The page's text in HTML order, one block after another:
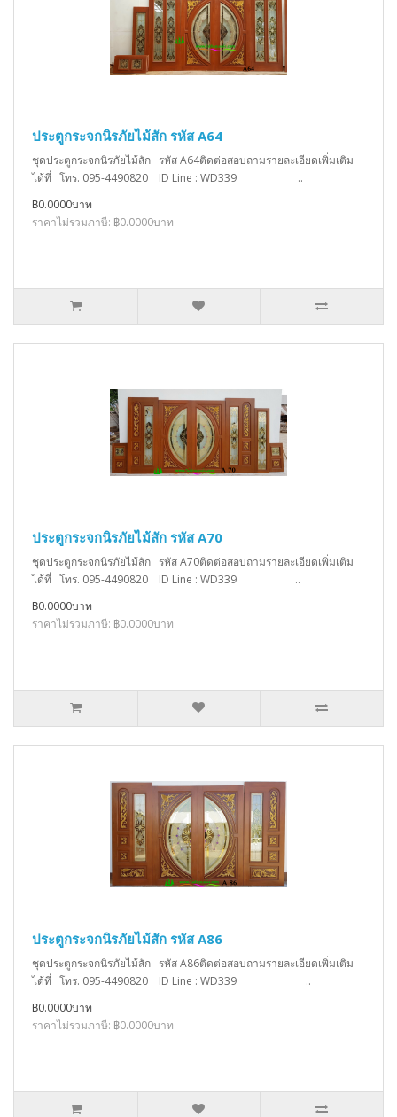
ประตูกระจกนิรภัยไม้สัก รหัส A64
ชุดประตูกระจกนิรภัยไม้สัก รหัส A64ติดต่อสอบถามรายละเอียดเพิ่มเติม
ได้ที่ โทร. 095-4490820 ID Line : WD339 ..
฿0.0000บาท
ราคาไม่รวมภาษี: ฿0.0000บาท
ประตูกระจกนิรภัยไม้สัก รหัส A70
ชุดประตูกระจกนิรภัยไม้สัก รหัส A70ติดต่อสอบถามรายละเอียดเพิ่มเติม
ได้ที่ โทร. 095-4490820 ID Line : WD339 ..
฿0.0000บาท
ราคาไม่รวมภาษี: ฿0.0000บาท
ประตูกระจกนิรภัยไม้สัก รหัส A86
ชุดประตูกระจกนิรภัยไม้สัก รหัส A86ติดต่อสอบถามรายละเอียดเพิ่มเติม
ได้ที่ โทร. 095-4490820 ID Line : WD339 ..
฿0.0000บาท
ราคาไม่รวมภาษี: ฿0.0000บาท